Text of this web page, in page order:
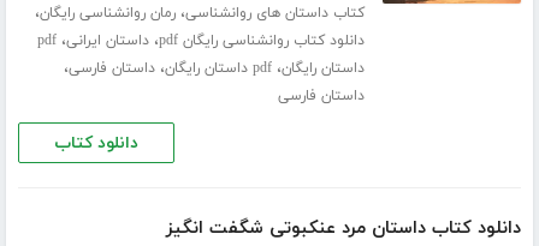
کتاب داستان های روانشناسی،رمان روانشناسی رایگان،
دانلود کتاب روانشناسی رایگان pdf ،داستان ایرانی،pdf
داستان رایگان،pdf داستان رایگان ،داستان فارسی،
داستان فارسی
دانلود کتاب
دانلود کتاب داستان مرد عنکبوتی شگفت انگیز